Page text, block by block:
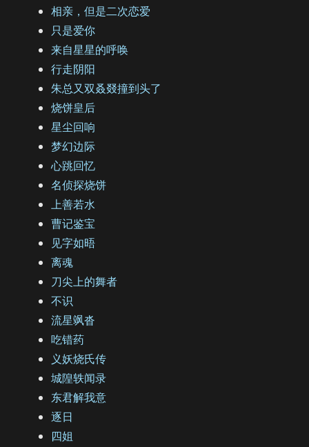
相亲，但是二次恋爱
只是爱你
来自星星的呼唤
行走阴阳
朱总又双叒叕撞到头了
烧饼皇后
星尘回响
梦幻边际
心跳回忆
名侦探烧饼
上善若水
曹记鉴宝
见字如晤
离魂
刀尖上的舞者
不识
流星飒沓
吃错药
义妖烧氏传
城隍轶闻录
东君解我意
逐日
四姐